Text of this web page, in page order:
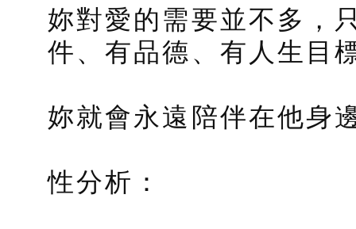
妳對愛的需要並不多，
件、有品德、有人生目
妳就會永遠陪伴在他身
性分析：